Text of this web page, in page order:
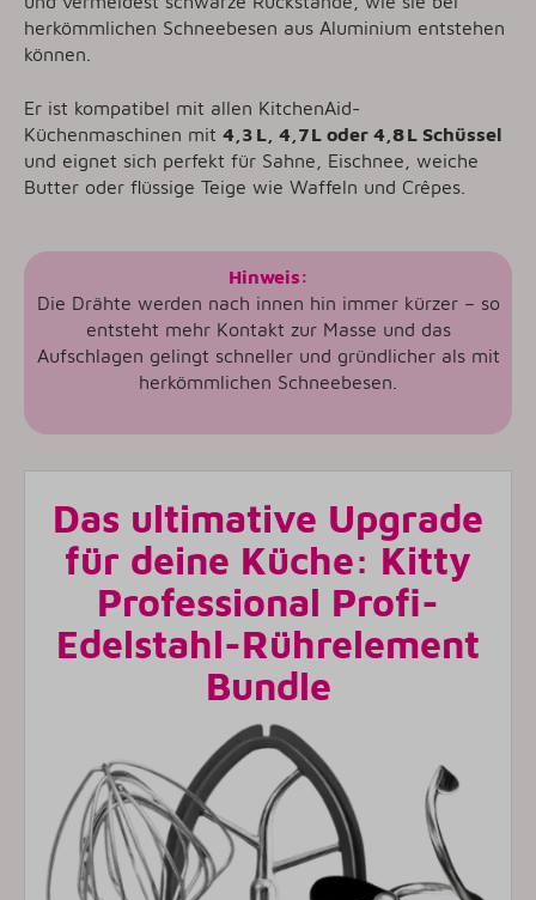
herkömmlichen Schneebesen aus Aluminium entstehen
können.
Er ist kompatibel mit allen KitchenAid-
Küchenmaschinen mit 4,3 L, 4,7 L oder 4,8 L Schüssel
und eignet sich perfekt für Sahne, Eischnee, weiche
Butter oder flüssige Teige wie Waffeln und Crêpes.
Hinweis:
Die Drähte werden nach innen hin immer kürzer – so
entsteht mehr Kontakt zur Masse und das
Aufschlagen gelingt schneller und gründlicher als mit
herkömmlichen Schneebesen.
Das ultimative Upgrade
für deine Küche: Kitty
Professional Profi-
Edelstahl-Rührelement
Bundle